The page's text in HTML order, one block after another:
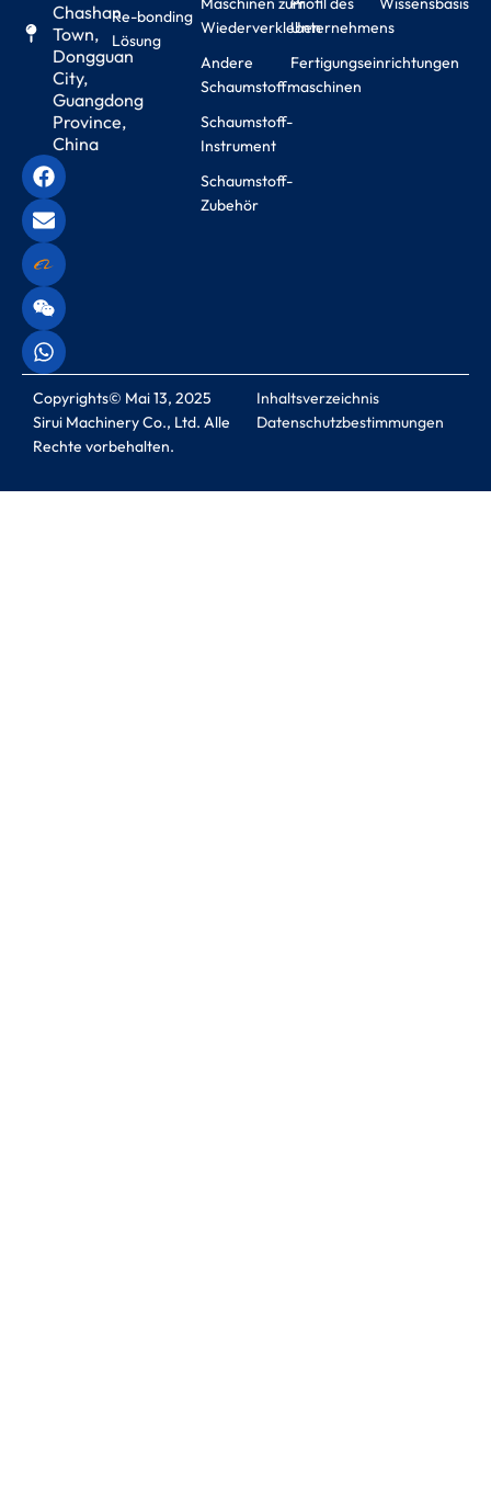
Chashan
Town,
Dongguan
City,
Guangdong
Province,
China
Re-bonding
Lösung
Wiederverkleben
Andere
Schaumstoffmaschinen
Schaumstoff-
Instrument
Schaumstoff-
Zubehör
Unternehmens
Fertigungseinrichtungen
Copyrights© Mai 13, 2025
Sirui Machinery Co., Ltd. Alle
Rechte vorbehalten.
Inhaltsverzeichnis
Datenschutzbestimmungen